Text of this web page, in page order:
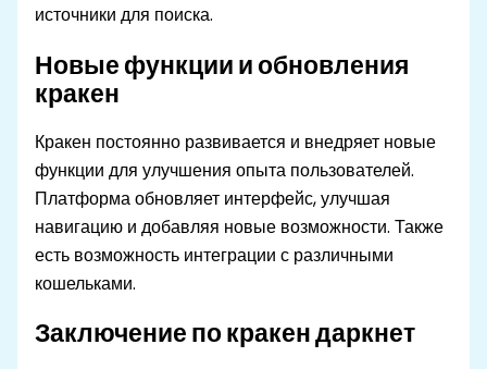
источники для поиска.
Новые функции и обновления
кракен
Кракен постоянно развивается и внедряет новые
функции для улучшения опыта пользователей.
Платформа обновляет интерфейс, улучшая
навигацию и добавляя новые возможности. Также
есть возможность интеграции с различными
кошельками.
Заключение по кракен даркнет